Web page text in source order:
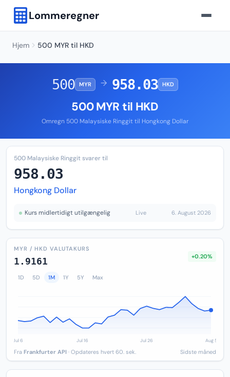
Lommeregner
Hjem 500 MYR til HKD
500 MYR → 958.03 HKD
500 MYR til HKD
Omregn 500 Malaysiske Ringgit til Hongkong Dollar
500 Malaysiske Ringgit svarer til
958.03
Hongkong Dollar
Kurs midlertidigt utilgængelig Live 6. August 2026
MYR / HKD VALUTAKURS
1.9161 +0.20%
1D 5D 1M 1Y 5Y Max
Fra Frankfurter API · Opdateres hvert 60. sek. Sidste måned